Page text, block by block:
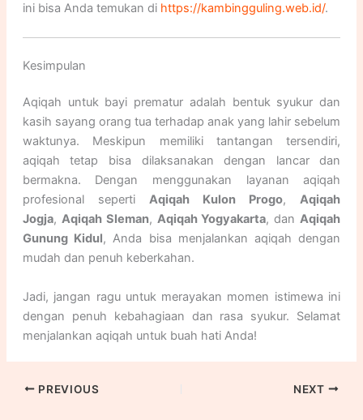
ini bisa Anda temukan di https://kambingguling.web.id/.
Kesimpulan
Aqiqah untuk bayi prematur adalah bentuk syukur dan
kasih sayang orang tua terhadap anak yang lahir sebelum
waktunya. Meskipun memiliki tantangan tersendiri,
aqiqah tetap bisa dilaksanakan dengan lancar dan
bermakna. Dengan menggunakan layanan aqiqah
profesional seperti Aqiqah Kulon Progo,Aqiqah
Jogja, Aqiqah Sleman, Aqiqah Yogyakarta, danAqiqah
Gunung Kidul, Anda bisa menjalankan aqiqah dengan
mudah dan penuh keberkahan.
Jadi, jangan ragu untuk merayakan momen istimewa ini
dengan penuh kebahagiaan dan rasa syukur. Selamat
menjalankan aqiqah untuk buah hati Anda!
PREVIOUS NEXT